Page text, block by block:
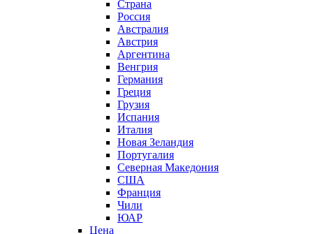
Страна
Россия
Австралия
Австрия
Аргентина
Венгрия
Германия
Греция
Грузия
Испания
Италия
Новая Зеландия
Португалия
Северная Македония
США
Франция
Чили
ЮАР
Цена